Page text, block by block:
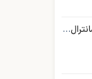
لبخند جذاب با لیفت لب بالا | سانترال لب و جوان سازی